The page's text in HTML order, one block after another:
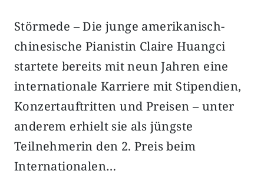
Störmede – Die junge amerikanisch-
chinesische Pianistin Claire Huangci
startete bereits mit neun Jahren eine
internationale Karriere mit Stipendien,
Konzertauftritten und Preisen – unter
anderem erhielt sie als jüngste
Teilnehmerin den 2. Preis beim
Internationalen…